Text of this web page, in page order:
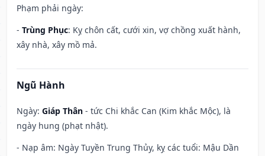
Phạm phải ngày:
- Trùng Phục: Kỵ chôn cất, cưới xin, vợ chồng xuất hành,
xây nhà, xây mồ mả.
Ngũ Hành
Ngày: Giáp Thân - tức Chi khắc Can (Kim khắc Mộc), là
ngày hung (phạt nhật).
- Nạp âm: Ngày Tuyền Trung Thủy, kỵ các tuổi: Mậu Dần